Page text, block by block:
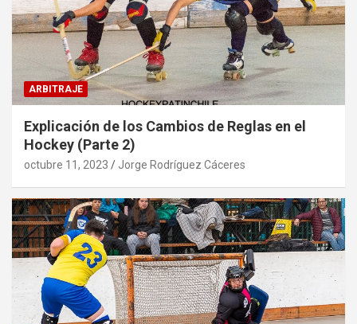
ARBITRAJE
Explicación de los Cambios de Reglas en el
Hockey (Parte 2)
octubre 11, 2023 Jorge Rodríguez Cáceres